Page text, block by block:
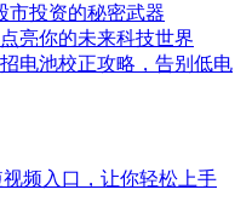
市投资的秘密武器
亮你的未来科技世界
电池校正攻略，告别低电
频入口，让你轻松上手